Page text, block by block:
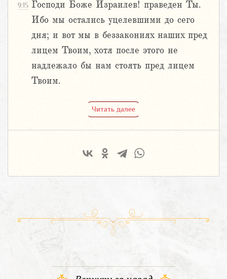
9:15 Господи Боже Израилев! праведен Ты.
Ибо мы остались уцелевшими до сего
дня; и вот мы в беззакониях наших пред
лицем Твоим, хотя после этого не
надлежало бы нам стоять пред лицем
Твоим.
Читать далее